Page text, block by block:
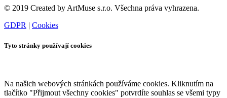
© 2019 Created by ArtMuse s.r.o. Všechna práva vyhrazena.
GDPR
Cookies
Tyto stránky používají cookies
Na našich webových stránkách používáme cookies. Kliknutím na
tlačítko "Přijmout všechny cookies" potvrdíte souhlas se všemi typy